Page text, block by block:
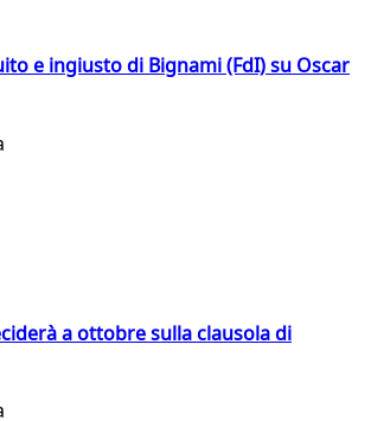
e ingiusto di Bignami (FdI) su Oscar
a ottobre sulla clausola di